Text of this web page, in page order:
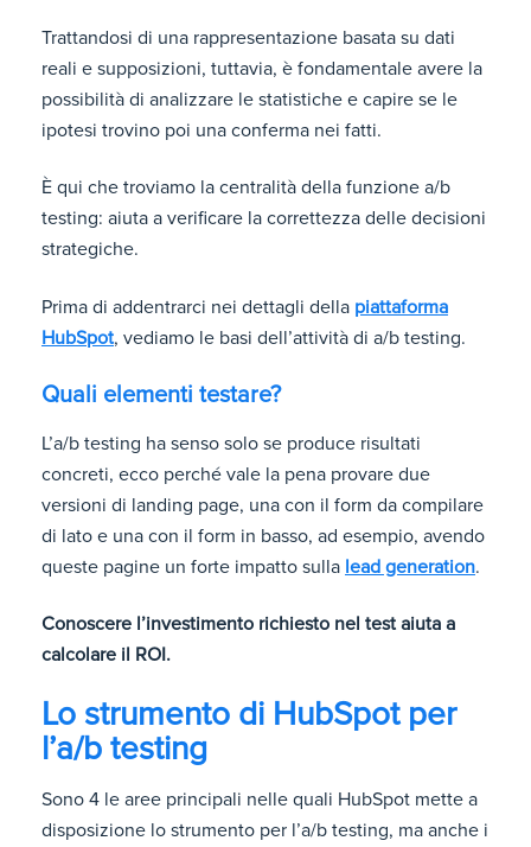
Trattandosi di una rappresentazione basata su dati
reali e supposizioni, tuttavia, è fondamentale avere la
possibilità di analizzare le statistiche e capire se le
ipotesi trovino poi una conferma nei fatti.
È qui che troviamo la centralità della funzione a/b
testing: aiuta a verificare la correttezza delle decisioni
strategiche.
Prima di addentrarci nei dettagli della piattaforma
HubSpot, vediamo le basi dell’attività di a/b testing.
Quali elementi testare?
L’a/b testing ha senso solo se produce risultati
concreti, ecco perché vale la pena provare due
versioni di landing page, una con il form da compilare
di lato e una con il form in basso, ad esempio, avendo
queste pagine un forte impatto sulla lead generation.
Conoscere l’investimento richiesto nel test aiuta a
calcolare il ROI.
Lo strumento di HubSpot per
l’a/b testing
Sono 4 le aree principali nelle quali HubSpot mette a
disposizione lo strumento per l’a/b testing, ma anche i